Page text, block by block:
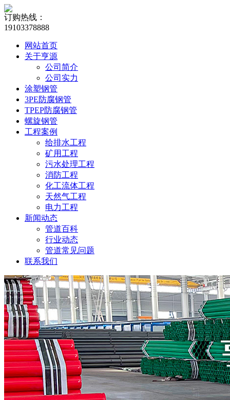
订购热线：
19103378888
网站首页
关于亨源
公司简介
公司实力
涂塑钢管
3PE防腐钢管
TPEP防腐钢管
螺旋钢管
工程案例
给排水工程
矿用工程
污水处理工程
消防工程
化工流体工程
天然气工程
电力工程
新闻动态
管道百科
行业动态
管道常见问题
联系我们